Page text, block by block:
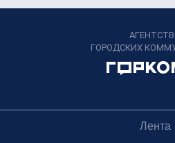
ГОРОДСКИХ
Лента